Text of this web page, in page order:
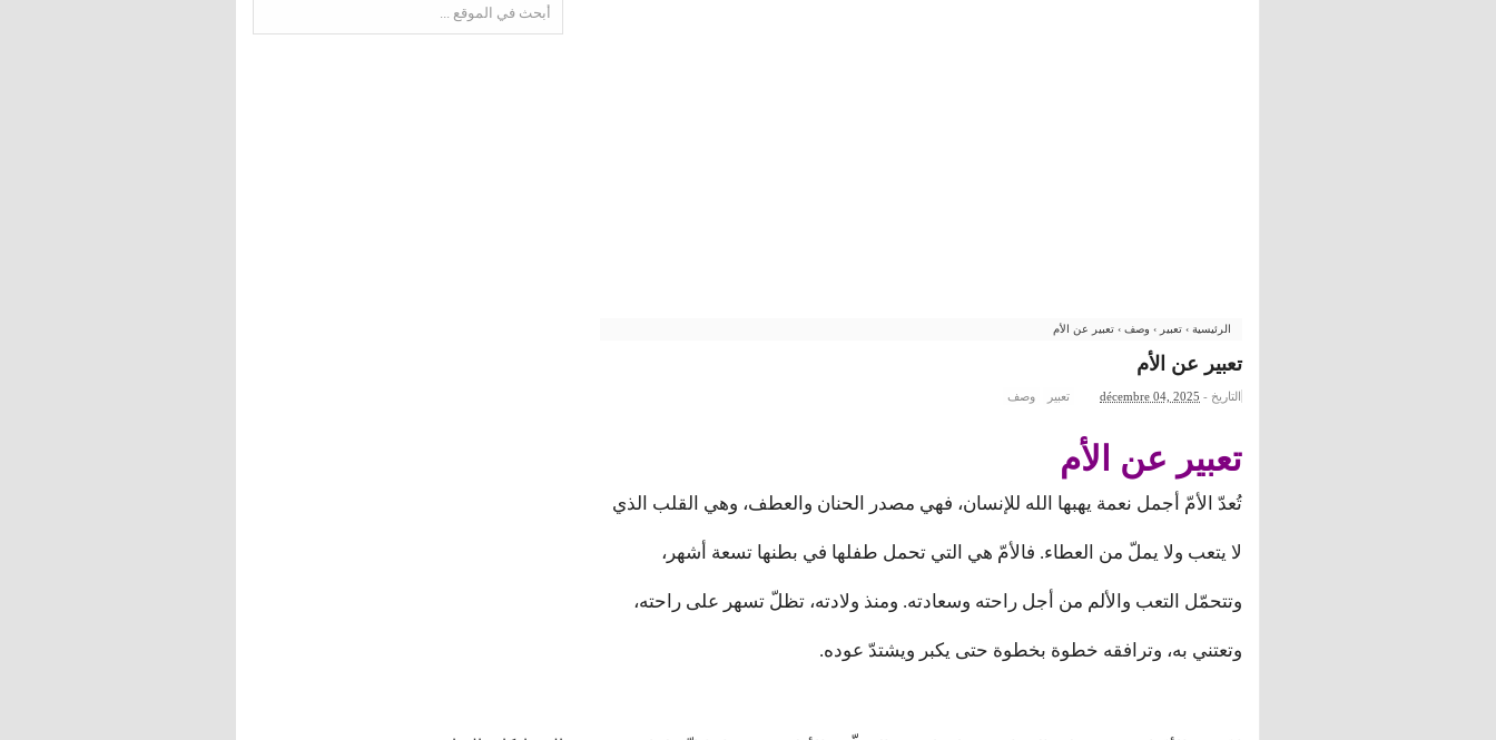
الرئيسية › تعبير › وصف › تعبير عن الأم
تعبير عن الأم
التاريخ - décembre 04, 2025 تعبير وصف
تعبير عن الأم
تُعدّ الأمّ أجمل نعمة يهبها الله للإنسان، فهي مصدر الحنان والعطف، وهي القلب الذي
لا يتعب ولا يملّ من العطاء. فالأمّ هي التي تحمل طفلها في بطنها تسعة أشهر،
وتتحمّل التعب والألم من أجل راحته وسعادته. ومنذ ولادته، تظلّ تسهر على راحته،
وتعتني به، وترافقه خطوة بخطوة حتى يكبر ويشتدّ عوده.